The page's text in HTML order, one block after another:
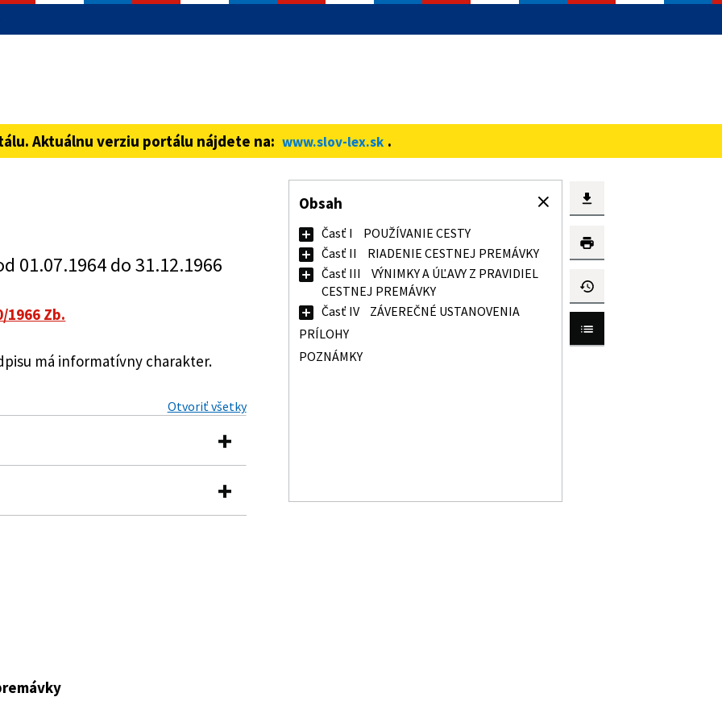
iba cez zabezpečenú
Aktuálnu verziu portálu nájdete na: www.slov-lex.sk .
01.07.1964 do 31.12.1966
1966 Zb.
má informatívny charakter.
Obsah
Časť I
POUŽÍVANIE CESTY
Časť II
RIADENIE CESTNEJ PREMÁVKY
Časť III
VÝNIMKY A ÚĽAVY Z PRAVIDIEL
CESTNEJ PREMÁVKY
Časť IV
ZÁVEREČNÉ USTANOVENIA
PRÍLOHY
POZNÁMKY
Otvoriť všetky
sa vydávajú pravidlá cestnej